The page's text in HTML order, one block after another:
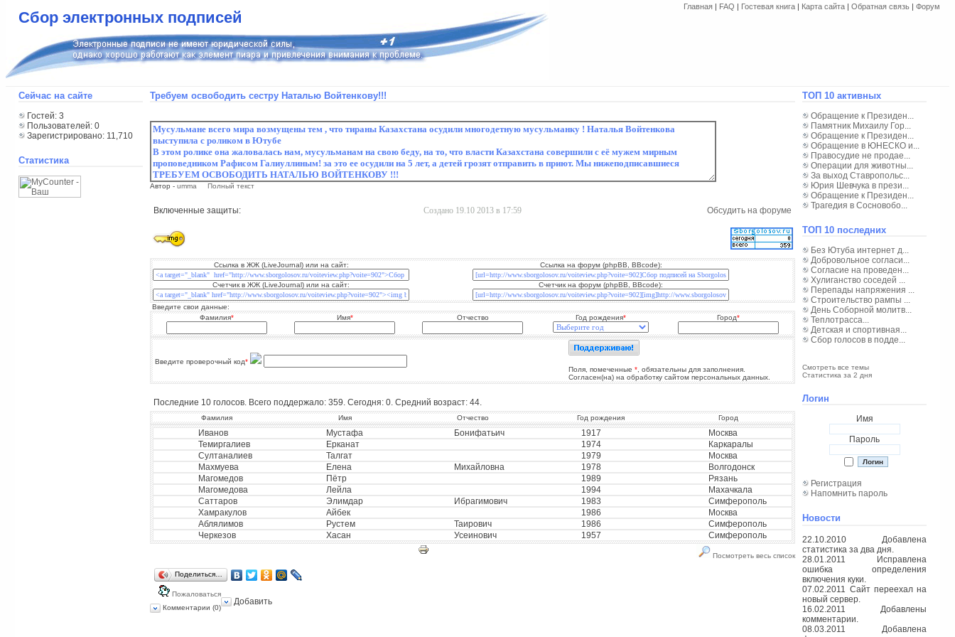
Сбор электронных подписей
Главная | FAQ | Гостевая книга | Карта сайта | Обратная связь | Форум
Сейчас на сайте
Гостей: 3
Пользователей: 0
Зарегистрировано: 11,710
Статистика
Требуем освободить сестру Наталью Войтенкову!!!
Автор -umma Полный текст
Включенные защиты: Создано 19.10 2013 в 17:59 Обсудить на форуме
Ссылка в ЖЖ (LiveJournal) или на сайт: Ссылка на форум (phpBB, BBcode):
Счетчик в ЖЖ (LiveJournal) или на сайт: Счетчик на форум (phpBB, BBcode):
Введите свои данные:
Фамилия* Имя* Отчество Год рождения* Город*
Введите проверочный код*
Поля, помеченные* , обязательны для заполнения.
Согласен(на) на обработку сайтом персональных данных.
Последние 10 голосов. Всего поддержало: 359. Сегодня: 0. Средний возраст: 44.
Фамилия Имя Отчество Год рождения Город
Иванов Мустафа Бонифатьич 1917
Москва
Темиргалиев
Ерканат 1974
Каркаралы
Султаналиев
Талгат 1979
Москва
Махмуева
Елена Михайловна 1978
Волгодонск
Магомедов
Пётр 1989
Рязань
Магомедова
Лейла 1994
Махачкала
Саттаров
Элимдар Ибрагимович 1983
Симферополь
Хамракулов
Айбек 1986
Москва
Аблялимов
Рустем Таирович 1986
Симферополь
Черкезов
Хасан Усеинович 1957 Симферополь
Посмотреть весь список
Поделиться…
Пожаловаться
Комментарии (0)
Добавить
ТОП 10 активных
Обращение к Президен...
Памятник Михаилу Гор...
Обращение к Президен...
Обращение в ЮНЕСКО и...
Правосудие не продае...
Операции для животны...
За выход Ставропольс...
Юрия Шевчука в прези...
Обращение к Президен...
Трагедия в Сосновобо...
ТОП 10 последних
Без Ютуба интернет д...
Добровольное согласи...
Согласие на проведен...
Хулиганство соседей ...
Перепады напряжения ...
Строительство рампы ...
День Соборной молитв...
Теплотрасса...
Детская и спортивная...
Сбор голосов в подде...
Смотреть все темы
Статистика за 2 дня
Логин
Имя
Пароль
Регистрация
Напомнить пароль
Новости
22.10.2010 Добавлена
статистика за два дня.
28.01.2011 Исправлена
ошибка определения
включения куки.
07.02.2011 Сайт переехал на
новый сервер.
16.02.2011 Добавлены
комментарии.
08.03.2011 Добавлена